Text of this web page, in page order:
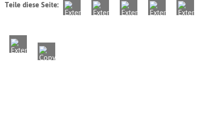
Teile diese Seite: